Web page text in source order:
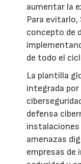
aumentar la
Para
concepto de
de todo el
La plantilla
integrada
defensa
amenazas
empresas de